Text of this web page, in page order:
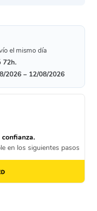
el mismo día
72h.
2026 – 12/08/2026